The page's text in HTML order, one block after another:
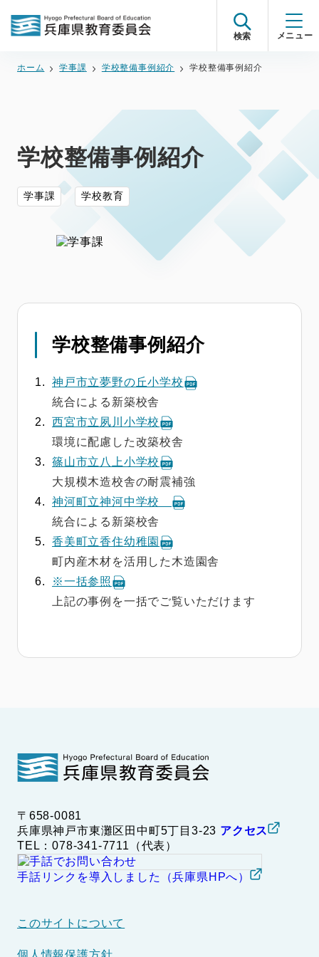
検索
ホーム 学事課 学校整備事例紹介 学校整備事例紹介
学校整備事例紹介
学事課 学校教育
学校整備事例紹介
神戸市立夢野の丘小学校
統合による新築校舎
西宮市立夙川小学校
環境に配慮した改築校舎
篠山市立八上小学校
大規模木造校舎の耐震補強
神河町立神河中学校
統合による新築校舎
香美町立香住幼稚園
町内産木材を活用した木造園舎
※一括参照
上記の事例を一括でご覧いただけます
〒658-0081
兵庫県神戸市東灘区田中町5丁目3-23 アクセス
TEL：078-341-7711（代表）
手話リンクを導入しました（兵庫県HPへ）
このサイトについて
個人情報保護方針